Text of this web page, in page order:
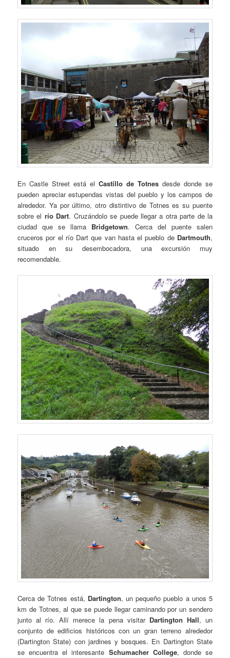
En Castle Street está el Castillo de Totnesdesde donde se
pueden apreciar estupendas vistas del pueblo y los campos de
alrededor. Ya por último, otro distintivo de Totnes es su puente
sobre el río Dart. Cruzándolo se puede llegar a otra parte de la
ciudad que se llama Bridgetown. Cerca del puente salen
cruceros por el río Dart que van hasta el pueblo de Dartmouth,
situado en su desembocadora, una excursión muy
recomendable.
Cerca de Totnes está, Dartington, un pequeño pueblo a unos 5
km de Totnes, al que se puede llegar caminando por un sendero
junto al río. Allí merece la pena visitar Dartington Hall, un
conjunto de edificios históricos con un gran terreno alrededor
(Dartington State) con jardines y bosques. En Dartington State
se encuentra el interesante Schumacher College, donde se